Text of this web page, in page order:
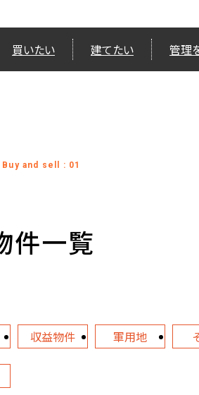
買いたい 建てたい 管理
Buy and sell : 01
件一覧
収益物件 軍用地